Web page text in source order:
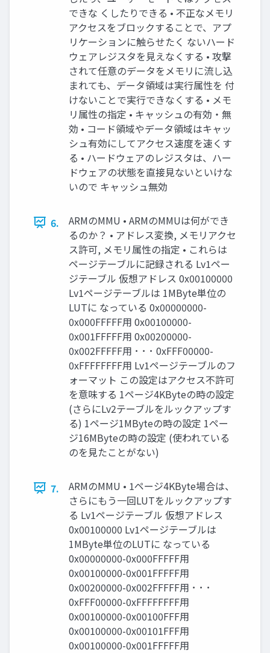
できな くしたりできる • 不正なメモリ
アクセスをブロックすることで、アプ
リケーションに触らせたく ないハード
ウェアレジスタを見えなくする • 攻撃
されて任意のデータをメモリに流し込
まれても、データ領域は実行属性を 付
けないことで実行できなくする • メモ
リ属性の指定 • キャッシュの有効・無
効 • コード領域やデータ領域はキャッ
シュ有効にしてアクセス速度を速くす
る • ハードウェアのレジスタは、ハー
ドウェアの状態を直接見ないといけな
いので キャッシュ無効
6.
ARMのMMU • ARMのMMUは何ができ
るのか？ • アドレス変換, メモリアクセ
ス許可, メモリ属性の指定 • これらは
ページテーブルに記録される Lv1ペー
ジテーブル 仮想アドレス 0x00100000
Lv1ページテーブルは 1MByte単位の
LUTに なっている 0x00000000-
0x000FFFFF用 0x00100000-
0x001FFFFF用 0x00200000-
0x002FFFFF用 ･ ･ ･ 0xFFF00000-
0xFFFFFFFF用 Lv1ページテーブルのフ
ォーマット この設定はアクセス不許可
を意味する 1ページ4KByteの時の設定
(さらにLv2テーブルをルックアップす
る) 1ページ1MByteの時の設定 1ペー
ジ16MByteの時の設定 (使われている
のを見たことがない)
7.
ARMのMMU • 1ページ4KByte場合は、
さらにもう一回LUTをルックアップす
る Lv1ページテーブル 仮想アドレス
0x00100000 Lv1ページテーブルは
1MByte単位のLUTに なっている
0x00000000-0x000FFFFF用
0x00100000-0x001FFFFF用
0x00200000-0x002FFFFF用 ･ ･ ･
0xFFF00000-0xFFFFFFFF用
0x00100000-0x00100FFF用
0x00100000-0x00101FFF用
0x00100000-0x001FFFFF用